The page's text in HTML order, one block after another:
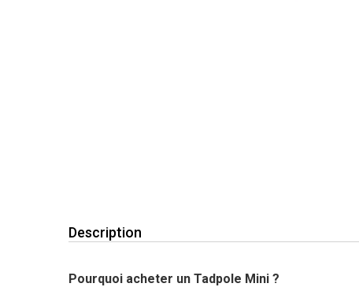
Description
Pourquoi acheter un Tadpole Mini ?